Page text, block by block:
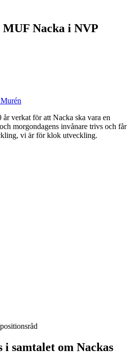
Nacka i NVP
år verkat för att Nacka ska vara en
morgondagens invånare trivs och får
vi är för klok utveckling.
i samtalet om Nackas